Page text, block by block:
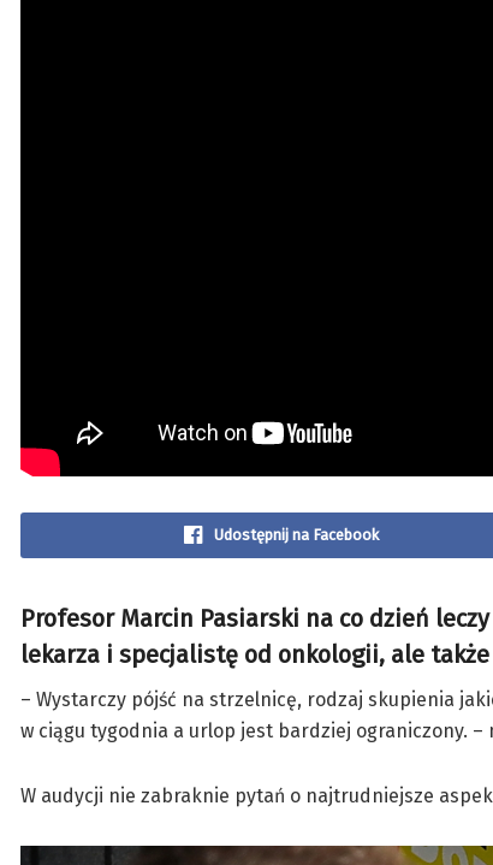
Udostępnij na Facebook
Profesor Marcin Pasiarski na co dzień
lekarza i specjalistę od onkologii, ale
– Wystarczy pójść na strzelnicę, rodzaj skupienia
w ciągu tygodnia a urlop jest bardziej ograniczony. –
W audycji nie zabraknie pytań o najtrudniejsze